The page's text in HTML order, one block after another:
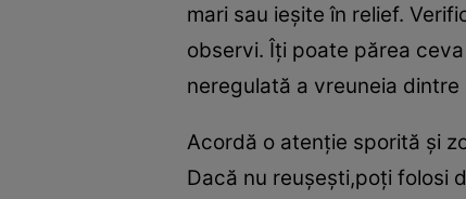
mari sau ieşite în relief.
observi. Îţi poate părea
neregulată a vreuneia dintre
Acordă o atenţie sporită şi
Dacă nu reuşeşti,poţi folosi